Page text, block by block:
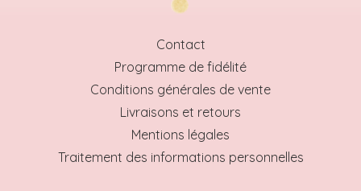
Contact
Programme de fidélité
Conditions générales de vente
Livraisons et retours
Mentions légales
Traitement des informations personnelles